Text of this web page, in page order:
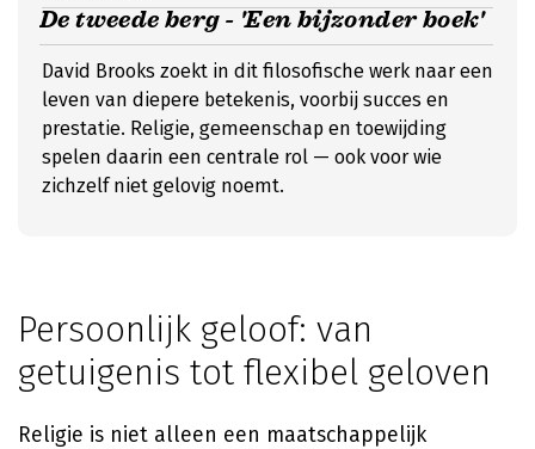
De tweede berg - 'Een bijzonder boek'
David Brooks zoekt in dit filosofische werk naar een
leven van diepere betekenis, voorbij succes en
prestatie. Religie, gemeenschap en toewijding
spelen daarin een centrale rol — ook voor wie
zichzelf niet gelovig noemt.
Persoonlijk geloof: van
getuigenis tot flexibel geloven
Religie is niet alleen een maatschappelijk